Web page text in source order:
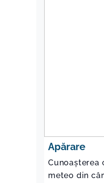
Apărare
meteo din